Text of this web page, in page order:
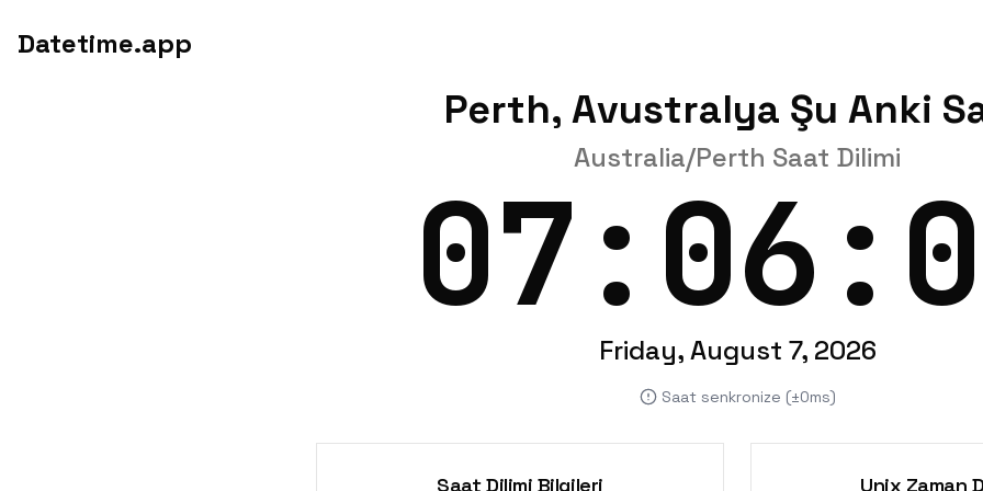
Datetime.app
Perth, Avustralya Şu Anki
Australia/Perth Saat Dilimi
Friday, August 7, 2026
Saat senkronize (±0ms)
Saat Dilimi Bilgileri Unix Zaman